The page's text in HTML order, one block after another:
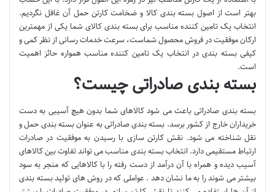
بهتر است از اصول بسته بندی کالا و ضخامت کارتن حمل آن غافل نگردیم.
انتخاب یک تامین کننده مناسب برای بسته بندی کالای شما یکی از مهمترین
ارکان موفقیت در فروش محصول شماست، سرعت خدمات رسانی از نظر کمی و
کیفی بسته بندی در انتخاب یک تامین کننده مناسب همواره حائز اهمیت
است.
بسته بندی صادراتی چیست؟
بسته بندی صادراتی باعث می شود کالاهای شما بدون هیچ آسیبی به دست
خریداران خارج از کشور برسد. بسته بندی صادراتی به عنوان بسته بندی حمل و
نقل شناخته می شود. نقش کارتن سازی با رسیدن به موفقیت در صادرات
ارتباط مستقیمی دارد. انتخاب بسته بندی مناسب می تواند تفاوت بین کالاهای
آسیب دیده و همراه با آن درآمد از دست رفته را با کالاهایی که منجر به سود
بیشتر می شوند را به ما نشان دهد . عواملی که در روش های تولید بسته بندی